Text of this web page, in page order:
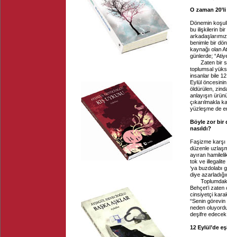
O zaman
Dönemin
bu ilişkilerin
benimle bir
kaynağı olan
günlerde;
Zaten bir
toplumsal
insanlar bile
Eylül
öldürülen,
anlayışın
çıkarılmakla
yüzleşme de
Böyle zor bir
nasıldı?
Faşizme
düzenle
ayıran
tok ve
‘ya buzdolabı
diye
Toplumdaki
Behçet’i
cinsiyetçi
“Senin
neden
deşifre
12 Eylül’de